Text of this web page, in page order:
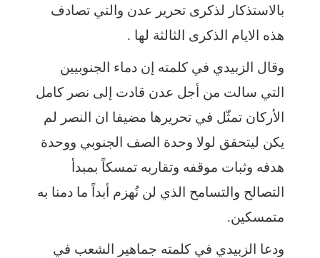
بالاستذكار لذكرى تحرير عدن والتي تصادف
هذه الايام الذكرى الثالثة لها .
وقال الزبيدي في كلمته إن دماء الجنوبيين
التي سالت من أجل عدن قادت إلى نصر كامل
الأركان تمثّل في تحريرها مضيفا ان النصر لم
يكن ليتحقق لولا وحدة الصف الجنوبي ووحدة
هدفه وثبات موقفه وتقاربه تمسكاً بمبدأ
التصالح والتسامح الذي لن نُهزم أبداً ما دمنا به
متمسكين.
ودعا الزبيدي في كلمته جماهير الشعب في